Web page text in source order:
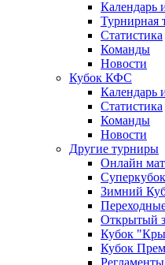
Календарь
Турнирная
Статистика
Команды
Новости
Кубок КФС
Календарь
Статистика
Команды
Новости
Другие турниры
Онлайн
Зимний
Открытый
Кубок
Кубок